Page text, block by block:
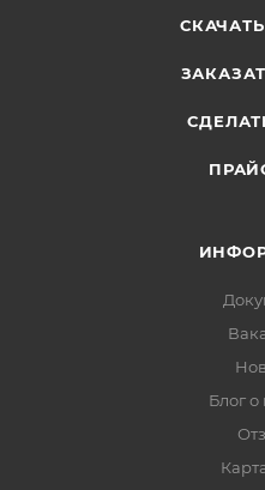
Блог о